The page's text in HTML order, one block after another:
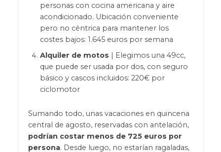
personas con cocina americana y aire
acondicionado. Ubicación conveniente
pero no céntrica para mantener los
costes bajos: 1.645 euros por semana
Alquiler de motos | Elegimos una 49cc,
que puede ser usada por dos, con seguro
básico y cascos incluidos: 220€ por
ciclomotor
Sumando todo, unas vacaciones en quincena
central de agosto, reservadas con antelación,
podrían costar menos de 725 euros por
persona. Desde luego, no estarían ragaladas,